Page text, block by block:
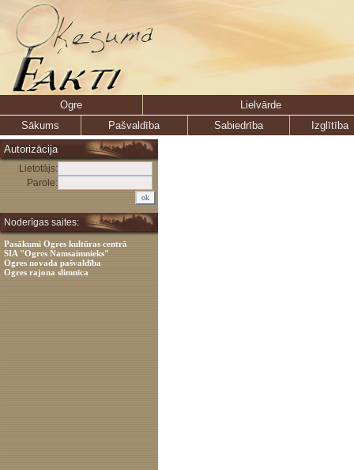
Ogre
Lielvārde
Sākums
Pašvaldība Sabiedrība
Izglītība
Autorizācija
Lietotājs:
Parole:
Noderīgas saites:
Pasākumi Ogres kultūras centrā
SIA "Ogres Namsaimnieks"
Ogres novada pašvaldība
Ogres rajona slimnīca